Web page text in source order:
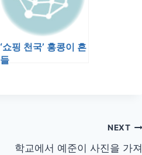
‘쇼핑 천국’ 홍콩이 흔
들
NEXT
학교에서 예준이 사진을 가져